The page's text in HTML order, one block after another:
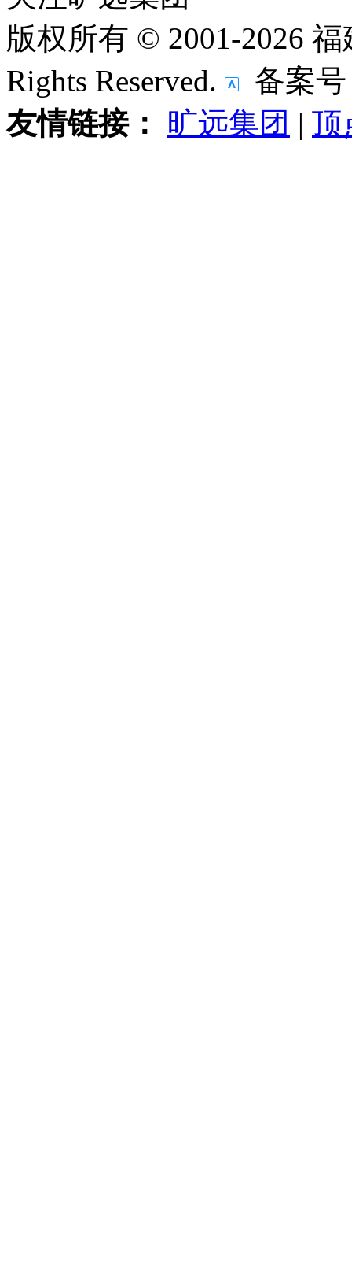
版权所有 © 2001-2026
Rights Reserved.
备案
友情链接：
旷远集团 | 顶